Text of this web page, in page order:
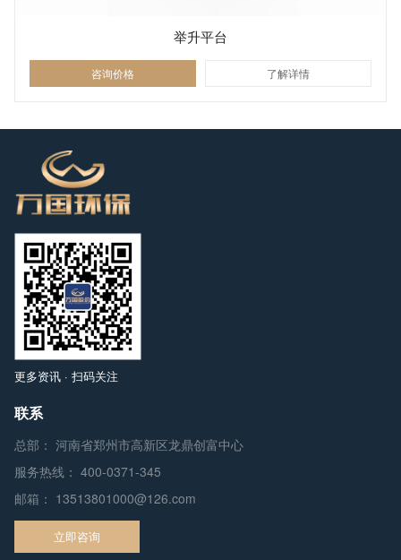
举升平台
咨询价格 了解详情
更多资讯 · 扫码关注
联系
总部： 河南省郑州市高新区龙鼎创富中心
服务热线： 400-0371-345
邮箱： 13513801000@126.com
立即咨询